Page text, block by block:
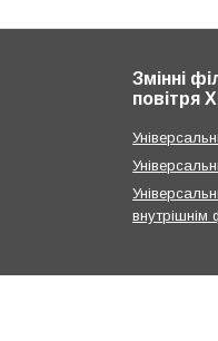
Змінні
повітря
внутрішнім